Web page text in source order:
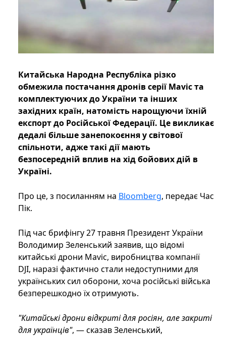
Китайська Народна Республіка різко
обмежила постачання дронів серії Mavic та
комплектуючих до України та інших
західних країн, натомість нарощуючи їхній
експорт до Російської Федерації. Це викликає
дедалі більше занепокоєння у світової
спільноти, адже такі дії мають
безпосередній вплив на хід бойових дій в
Україні.
Про це, з посиланням на Bloomberg, передає Час
Пік.
Під час брифінгу 27 травня Президент України
Володимир Зеленський заявив, що відомі
китайські дрони Mavic, виробництва компанії
DJI, наразі фактично стали недоступними для
українських сил оборони, хоча російські війська
безперешкодно їх отримують.
"Китайські дрони відкриті для росіян, але закриті
для українців", — сказав Зеленський,